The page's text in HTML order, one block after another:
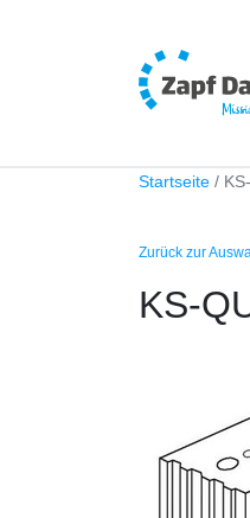
Startseite
Zurück zur
KS-